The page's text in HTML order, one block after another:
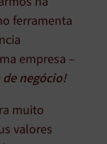
ferramenta
empresa –
negócio!
muito
valores